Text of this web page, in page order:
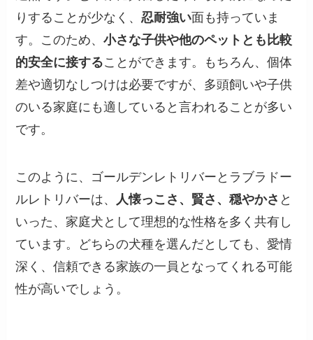
りすることが少なく、忍耐強い面も持っていま
す。このため、小さな子供や他のペットとも比較
的安全に接することができます。もちろん、個体
差や適切なしつけは必要ですが、多頭飼いや子供
のいる家庭にも適していると言われることが多い
です。
このように、ゴールデンレトリバーとラブラドー
ルレトリバーは、 人懐っこさ、賢さ、穏やかさ と
いった、家庭犬として理想的な性格を多く共有し
ています。どちらの犬種を選んだとしても、愛情
深く、信頼できる家族の一員となってくれる可能
性が高いでしょう。